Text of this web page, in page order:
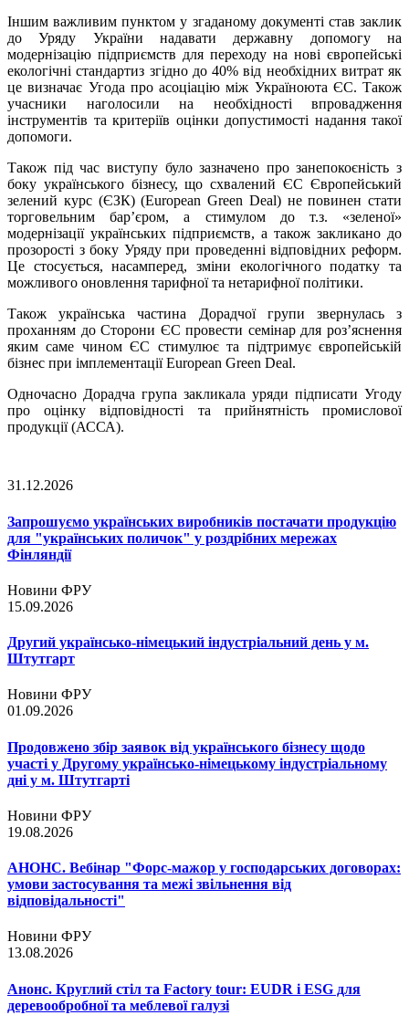
Іншим важливим пунктом у згаданому документі став заклик
до Уряду України надавати державну допомогу на
модернізацію підприємств для переходу на нові європейські
екологічні стандартиз згідно до 40% від необхідних витрат як
це визначає Угода про асоціацію між Україноюта ЄС. Також
учасники наголосили на необхідності впровадження
інструментів та критеріїв оцінки допустимості надання такої
допомоги.
Також під час виступу було зазначено про занепокоєність з
боку українського бізнесу, що схвалений ЄС Європейський
зелений курс (ЄЗК) (European Green Deal) не повинен стати
торговельним бар’єром, а стимулом до т.з. «зеленої»
модернізації українських підприємств, а також закликано до
прозорості з боку Уряду при проведенні відповідних реформ.
Це стосується, насамперед, зміни екологічного податку та
можливого оновлення тарифної та нетарифної політики.
Також українська частина Дорадчої групи звернулась з
проханням до Сторони ЄС провести семінар для роз’яснення
яким саме чином ЄС стимулює та підтримує європейській
бізнес при імплементації European Green Deal.
Одночасно Дорадча група закликала уряди підписати Угоду
про оцінку відповідності та прийнятність промислової
продукції (АССА).
31.12.2026
Запрошуємо українських виробників постачати продукцію
для "українських поличок" у роздрібних мережах
Фінляндії
Новини ФРУ
15.09.2026
Другий українсько-німецький індустріальний день у м.
Штутгарт
Новини ФРУ
01.09.2026
Продовжено збір заявок від українського бізнесу щодо
участі у Другому українсько-німецькому індустріальному
дні у м. Штутгарті
Новини ФРУ
19.08.2026
АНОНС. Вебінар "Форс-мажор у господарських договорах:
умови застосування та межі звільнення від
відповідальності"
Новини ФРУ
13.08.2026
Анонс. Круглий стіл та Factory tour: EUDR і ESG для
деревообробної та меблевої галузі